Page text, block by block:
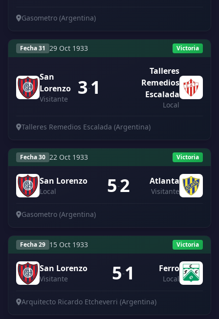
Gasometro (Argentina)
Fecha 31 29 Oct 1933 Victoria
San
Lorenzo
Visitante 3-1
Talleres
Remedios
Escalada
Local
Talleres Remedios Escalada (Argentina)
Fecha 30 22 Oct 1933 Victoria
San Lorenzo
Local 5-2 Atlanta
Visitante
Gasometro (Argentina)
Fecha 29 15 Oct 1933 Victoria
San Lorenzo
Visitante 5-1 Ferro
Local
Arquitecto Ricardo Etcheverri (Argentina)